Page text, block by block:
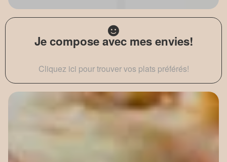
Je compose avec mes envies!
Cliquez ici pour trouver vos plats préférés!